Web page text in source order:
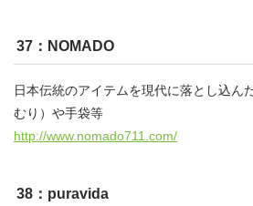
37：NOMADO
日本伝統のアイテムを現代に落とし込ん
むり）や手袋等
http://www.nomado711.com/
38：puravida